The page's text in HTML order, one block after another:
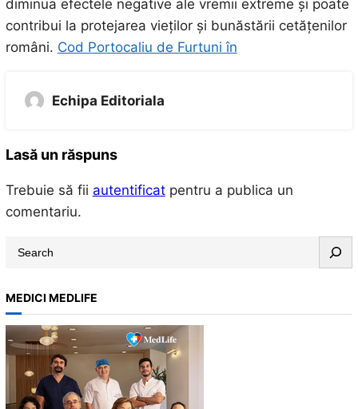
diminua efectele negative ale vremii extreme și poate
contribui la protejarea vieților și bunăstării cetățenilor
români. Cod Portocaliu de Furtuni în
Echipa Editoriala
Lasă un răspuns
Trebuie să fii autentificatpentru a publica un
comentariu.
r
c
h
MEDICI MEDLIFE